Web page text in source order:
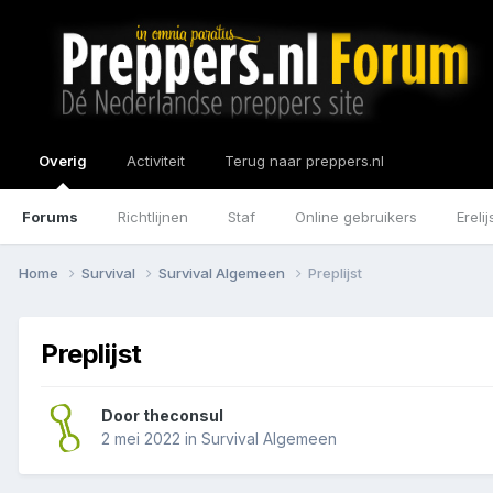
Overig
Forums Richtlijnen Staf Online gebruikers
Activiteit Terug naar preppers.nl
Home Survival Survival Algemeen Preplijst
Preplijst
Door theconsul
2 mei 2022 in Survival Algemeen